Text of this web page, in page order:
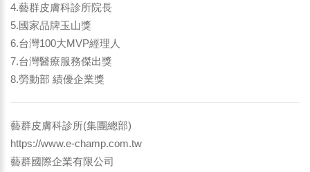
4.藝群皮膚科診所院長
5.國家品牌玉山獎
6.台灣100大MVP經理人
7.台灣醫療服務傑出獎
8.勞動部 績優企業獎
藝群皮膚科診所(集團總部)
https://www.e-champ.com.tw
藝群國際企業有限公司